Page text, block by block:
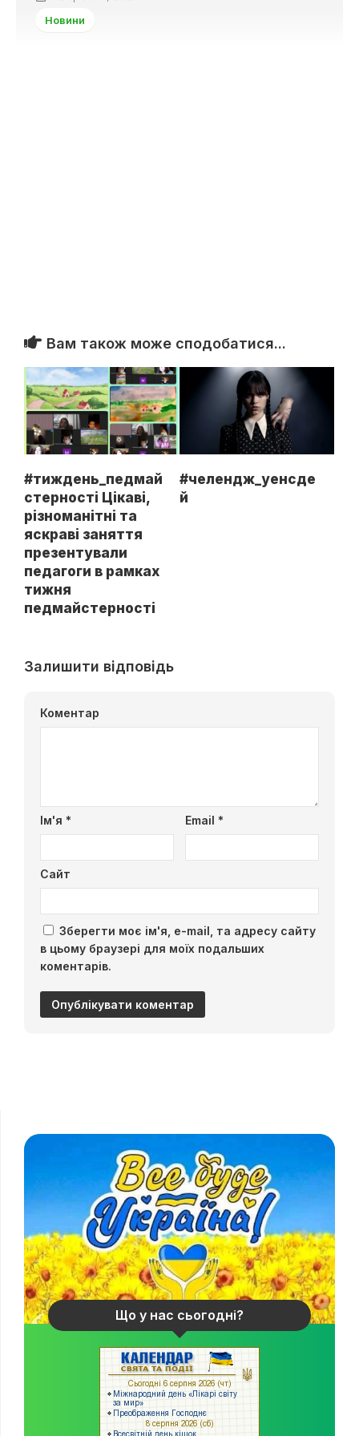
Новини
Вам також може сподобатися...
#тиждень_педмай
стерності Цікаві,
різноманітні та
яскраві заняття
презентували
педагоги в рамках
тижня
педмайстерності
#челендж_уенсде
й
Залишити відповідь
Коментар
Ім'я * Email *
Сайт
Зберегти моє ім'я, e-mail, та адресу сайту
в цьому браузері для моїх подальших
коментарів.
Що у нас сьогодні?